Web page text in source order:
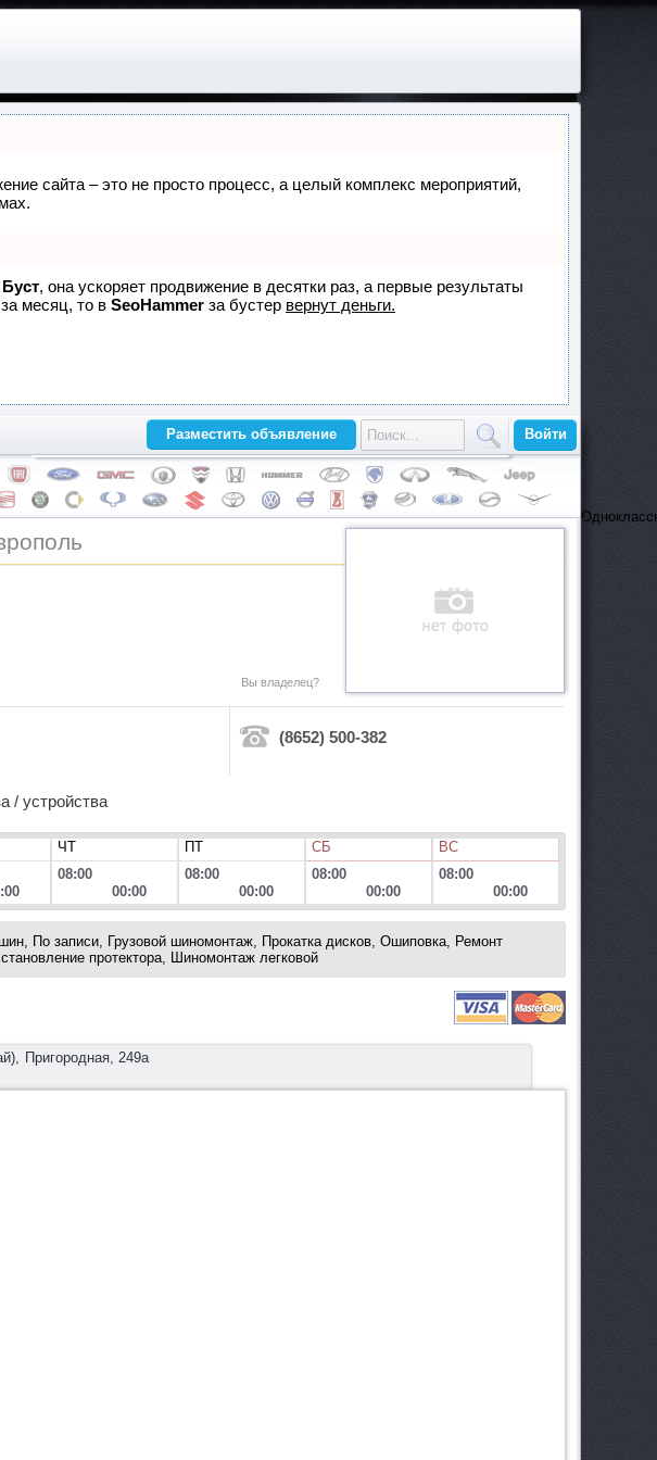
сайта – это не просто процесс, а целый комплекс мероприятий,
Буст, она ускоряет продвижение в десятки раз, а первые результаты
месяц, то в SeoHammer за бустер вернут деньги.
Разместить объявление Войти
Вы владелец?
(8652) 500-382
/ устройства
ЧТ ПТ СБ
ВС
08:00
00:00
08:00
00:00
08:00
00:00
08:00
00:00
По записи, Грузовой шиномонтаж, Прокатка дисков, Ошиповка, Ремонт
протектора, Шиномонтаж легковой
Пригородная, 249а